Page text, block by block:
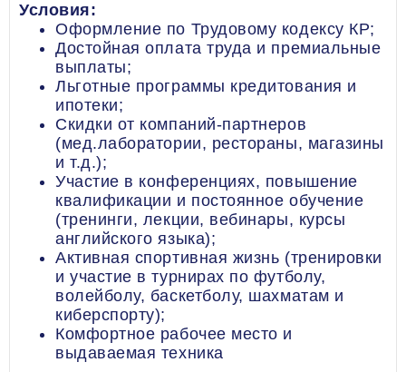
Условия:
Оформление по Трудовому кодексу КР;
Достойная оплата труда и премиальные
выплаты;
Льготные программы кредитования и
ипотеки;
Скидки от компаний-партнеров
(мед.лаборатории, рестораны, магазины
и т.д.);
Участие в конференциях, повышение
квалификации и постоянное обучение
(тренинги, лекции, вебинары, курсы
английского языка);
Активная спортивная жизнь (тренировки
и участие в турнирах по футболу,
волейболу, баскетболу, шахматам и
киберспорту);
Комфортное рабочее место и
выдаваемая техника